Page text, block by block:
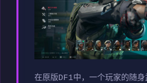
在原版DF1中，一个玩家的随身